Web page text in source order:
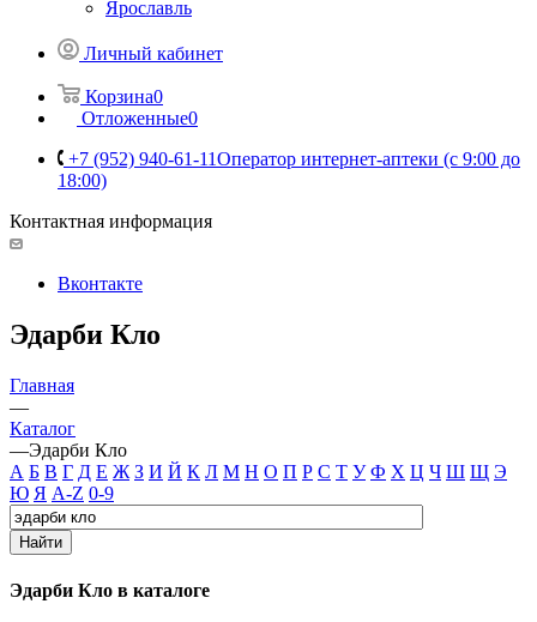
Ярославль
Личный кабинет
Корзина0
Отложенные0
+7 (952) 940-61-11Оператор интернет-аптеки (с 9:00 до
18:00)
Контактная информация
Вконтакте
Эдарби Кло
Главная
—
Каталог
—Эдарби Кло
А Б В Г Д Е Ж З И Й К Л М Н О П Р С Т У Ф Х Ц Ч Ш Щ Э
Ю Я A-Z 0-9
Найти
Эдарби Кло в каталоге